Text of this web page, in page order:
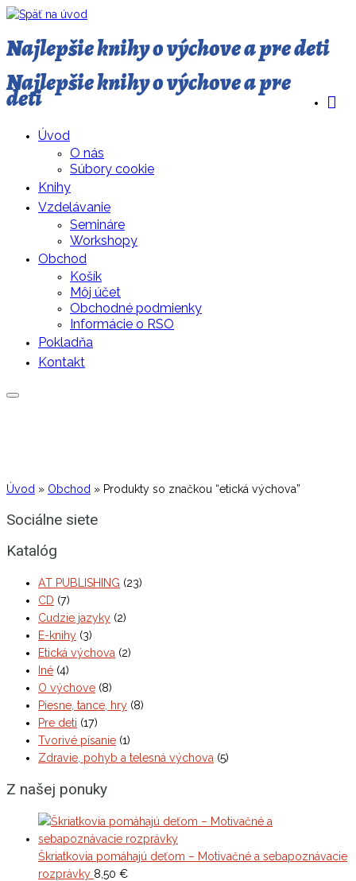
Najlepšie knihy o výchove a pre deti
Najlepšie knihy o výchove a pre
deti
Úvod
O nás
Súbory cookie
Knihy
Vzdelávanie
Semináre
Workshopy
Obchod
Košík
Môj účet
Obchodné podmienky
Informácie o RSO
Pokladňa
Kontakt
Úvod » Obchod » Produkty so značkou “etická výchova”
Sociálne siete
Katalóg
AT PUBLISHING (23)
CD (7)
Cudzie jazyky (2)
E-knihy (3)
Etická výchova (2)
Iné (4)
O výchove (8)
Piesne, tance, hry (8)
Pre deti (17)
Tvorivé písanie (1)
Zdravie, pohyb a telesná výchova (5)
Z našej ponuky
Škriatkovia pomáhajú deťom – Motivačné a sebapoznávacie
rozprávky 8,50 €